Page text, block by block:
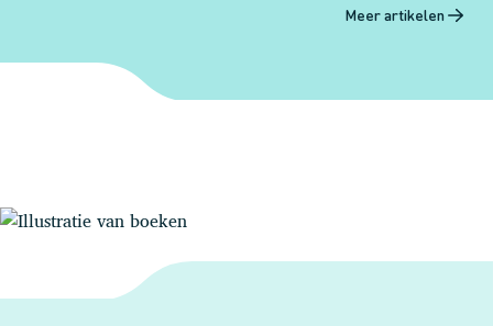
Meer artikelen